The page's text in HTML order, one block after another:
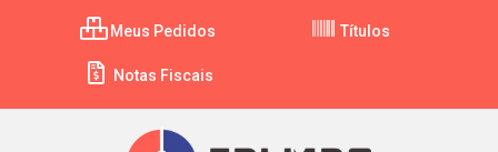
Meus Pedidos Títulos
Notas Fiscais